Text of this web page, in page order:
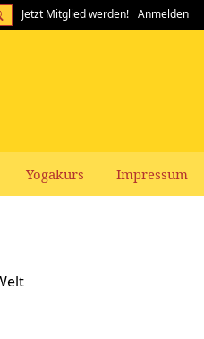
Jetzt Mitglied werden! Anmelden
Yogakurs Impressum